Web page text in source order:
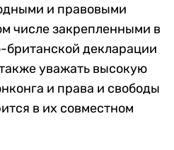
и правовыми
числе закрепленными в
британской декларации
уважать высокую
и права и свободы
в их совместном